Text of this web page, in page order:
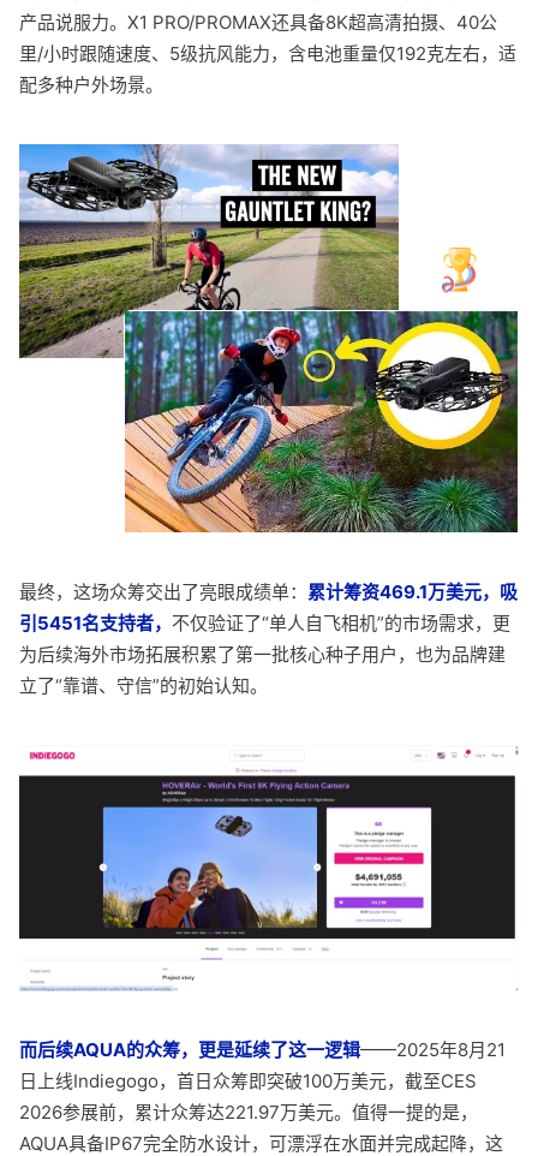
产品说服力。X1 PRO/PROMAX还具备8K超高清拍摄、40公
里/小时跟随速度、5级抗风能力，含电池重量仅192克左右，适
配多种户外场景。
最终，这场众筹交出了亮眼成绩单： 累计筹资469.1万美元，吸
引5451名支持者， 不仅验证了“单人自飞相机”的市场需求，更
为后续海外市场拓展积累了第一批核心种子用户，也为品牌建
立了“靠谱、守信”的初始认知。
而后续AQUA的众筹，更是延续了这一逻辑——2025年8月21
日上线Indiegogo，首日众筹即突破100万美元，截至CES
2026参展前，累计众筹达221.97万美元。值得一提的是，
AQUA具备IP67完全防水设计，可漂浮在水面并完成起降，这